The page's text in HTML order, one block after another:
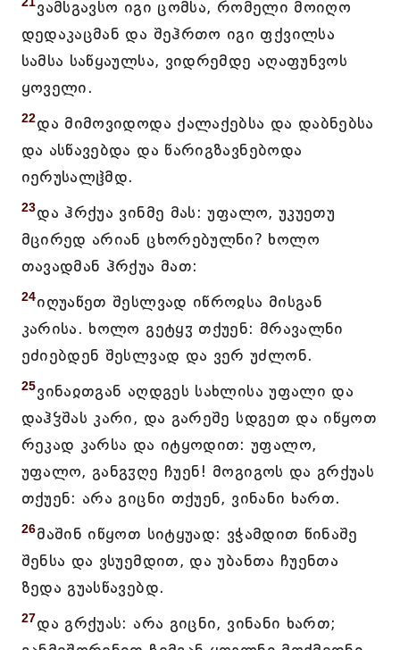
ვამსგავსო იგი ცომსა, რომელი მოიღო
დედაკაცმან და შეჰრთო იგი ფქვილსა
სამსა საწყაულსა, ვიდრემდე აღაფუნვოს
ყოველი.
22და მიმოვიდოდა ქალაქებსა და დაბნებსა
და ასწავებდა და წარიგზავნებოდა
იერუსალჱმდ.
23და ჰრქუა ვინმე მას: უფალო, უკუეთუ
მცირედ არიან ცხორებულნი? ხოლო
თავადმან ჰრქუა მათ:
24იღუაწეთ შესლვად იწროჲსა მისგან
კარისა. ხოლო გეტყჳ თქუენ: მრავალნი
ეძიებდენ შესლვად და ვერ უძლონ.
25ვინაჲთგან აღდგეს სახლისა უფალი და
დაჰჴშას კარი, და გარეშე სდგეთ და იწყოთ
რეკად კარსა და იტყოდით: უფალო,
უფალო, განგჳღე ჩუენ! მოგიგოს და გრქუას
თქუენ: არა გიცნი თქუენ, ვინანი ხართ.
26მაშინ იწყოთ სიტყუად: ვჭამდით წინაშე
შენსა და ვსუემდით, და უბანთა ჩუენთა
ზედა გუასწავებდ.
27და გრქუას: არა გიცნი, ვინანი ხართ;